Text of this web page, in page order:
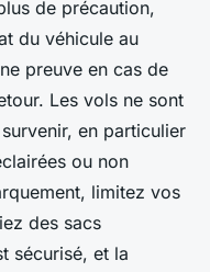
de précaution,
du véhicule au
preuve en cas de
Les vols ne sont
en particulier
ou non
limitez vos
des sacs
sécurisé, et la